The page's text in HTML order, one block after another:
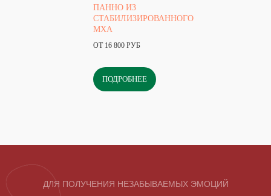
ПАННО ИЗ
СТАБИЛИЗИРОВАННОГО
МХА
ОТ 16 800 РУБ
ПОДРОБНЕЕ